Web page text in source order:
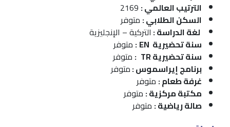
الترتيب العالمي :
السكن الطلابي : متوفر
لغة الدراسة : التركية – الإنجليزية
سنة تحضيرية EN
: متوفر
سنة تحضيرية TR
: متوفر
برنامج إيراسموس :متوفر
غرفة طعام : متوفر
مكتبة مركزية : متوفر
صالة رياضية : متوفر